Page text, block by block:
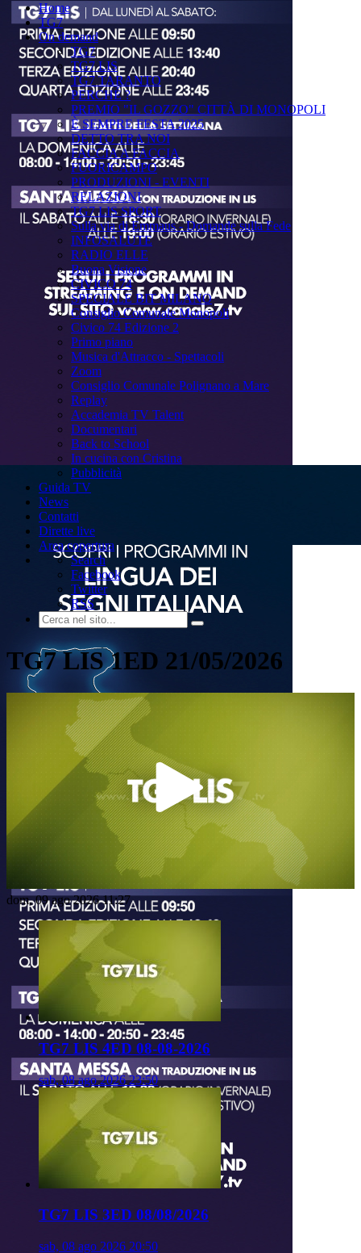
Home
TG7
On demand
TG7
TG7 LIS
TG7 TARANTO
PERCHÉ ?
PREMIO "IL GOZZO" CITTÀ DI MONOPOLI
È SEMPRE FESTA 2025
DETTO TRA NOI
FACCIA A FACCIA
FUORICAMPO
PRODUZIONI - EVENTI
RELAZIONI
TG7 LIS SPORT
Sulla via di Emmaus - Domande sulla Fede
INFOSALUTE
RADIO ELLE
Buona Visione
CIVICO 74
SPECIALE BIT MILANO
Consiglio Comunale Monopoli
Civico 74 Edizione 2
Primo piano
Musica d'Attracco - Spettacoli
Zoom
Consiglio Comunale Polignano a Mare
Replay
Accademia TV Talent
Documentari
Back to School
In cucina con Cristina
Pubblicità
Guida TV
News
Contatti
Dirette live
Area copertura
Search
Facebook
Twitter
RSS
TG7 LIS 1ED 21/05/2026
Play
Video
dom, 09 ago 2026 11:27
TG7 LIS 4ED 08-08-2026
sab, 08 ago 2026 23:50
TG7 LIS 3ED 08/08/2026
sab, 08 ago 2026 20:50